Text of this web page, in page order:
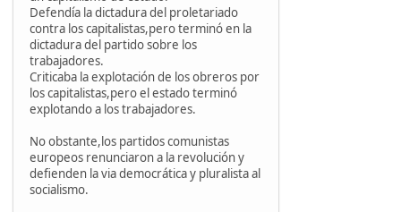
Defendía la dictadura del proletariado
contra los capitalistas,pero terminó en la
dictadura del partido sobre los
trabajadores.
Criticaba la explotación de los obreros por
los capitalistas,pero el estado terminó
explotando a los trabajadores.
No obstante,los partidos comunistas
europeos renunciaron a la revolución y
defienden la via democrática y pluralista al
socialismo.